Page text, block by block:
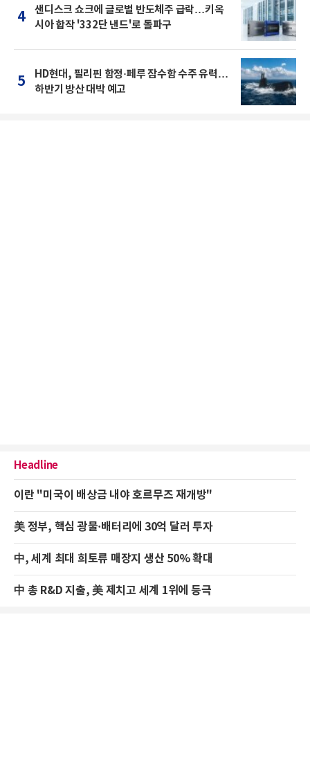
4
샌디스크 쇼크에 글로벌 반도체주 급락…키옥
시아 합작 '332단 낸드'로 돌파구
5
HD현대, 필리핀 함정·페루 잠수함 수주 유력…
하반기 방산 대박 예고
Headline
이란 "미국이 배상금 내야 호르무즈 재개방"
美 정부, 핵심 광물·배터리에 30억 달러 투자
中, 세계 최대 희토류 매장지 생산 50% 확대
中 총 R&D 지출, 美 제치고 세계 1위에 등극